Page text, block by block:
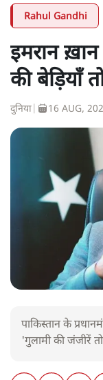
Rahul Gandhi
इमरान
की बेड़ियाँ
दुनिया 16 AUG,
पाकिस्तान के
'गुलामी की जंजीरें